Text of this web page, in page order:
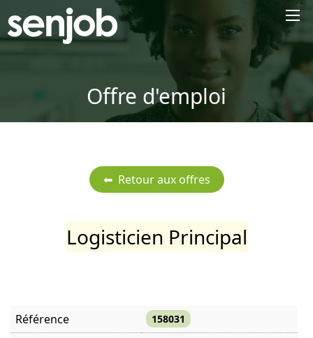
Offre d'emploi
Logisticien Principal
Référence 158031